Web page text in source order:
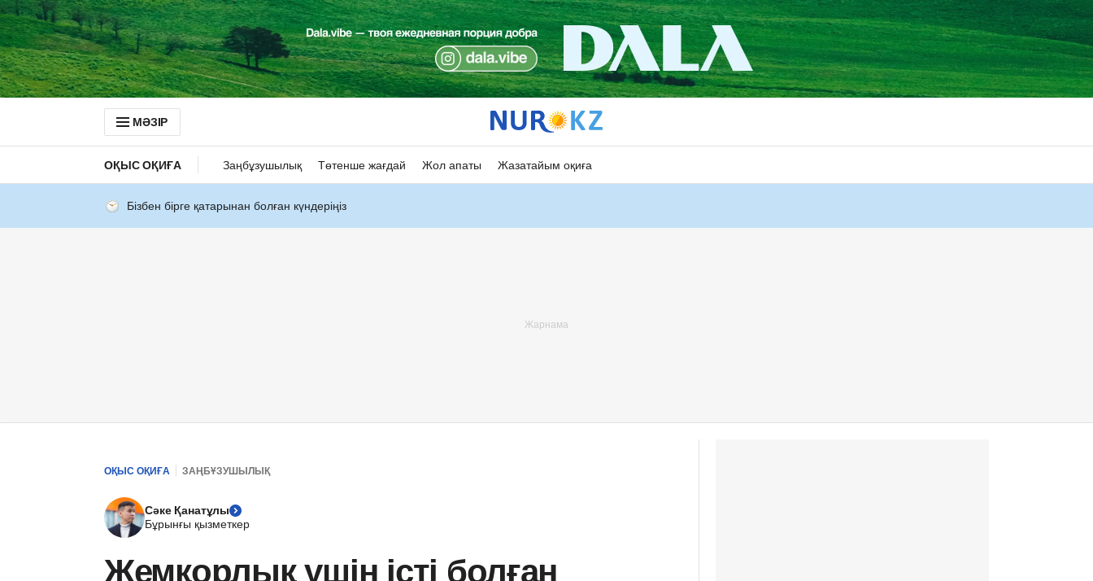
МӘЗІР
ОҚЫС ОҚИҒА Заңбұзушылық Төтенше жағдай Жол апаты Жазатайым оқиға
Бізбен бірге қатарынан болған күндеріңіз
ОҚЫС ОҚИҒА ЗАҢБҰЗУШЫЛЫҚ
Сәке Қанатұлы
Бұрынғы қызметкер
Жемқорлық үшін істі болған